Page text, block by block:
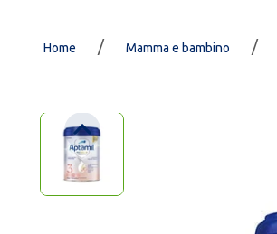
Home / Mamma e bambino /